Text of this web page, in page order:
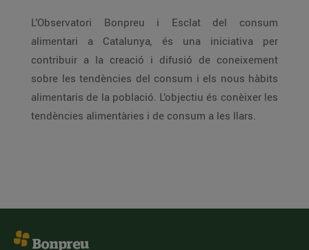
L’Observatori Bonpreu i Esclat del consum
alimentari a Catalunya, és una iniciativa per
contribuir a la creació i difusió de coneixement
sobre les tendències del consum i els nous hàbits
alimentaris de la població. L’objectiu és conèixer les
tendències alimentàries i de consum a les llars.